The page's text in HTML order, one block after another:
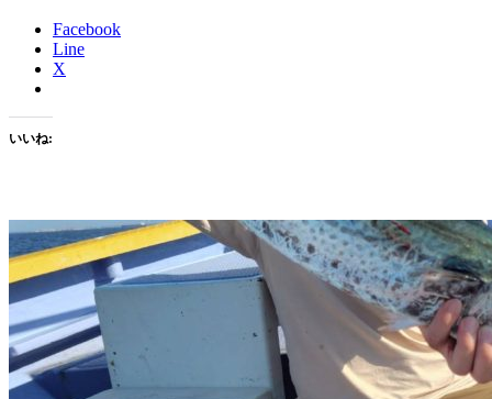
Facebook
Line
X
いいね: